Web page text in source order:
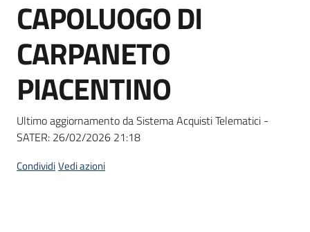
English
site
Seguici
su
CAPOLUOGO DI
CARPANETO
PIACENTINO
Ultimo aggiornamento da Sistema Acquisti Telematici -
SATER: 26/02/2026 21:18
CondividiVedi azioni